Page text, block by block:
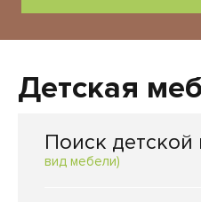
Детская
Поиск детской
вид мебели)